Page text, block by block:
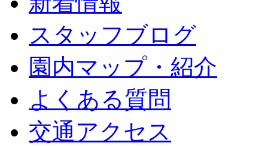
スタッフブログ
園内マップ・紹介
よくある質問
交通アクセス